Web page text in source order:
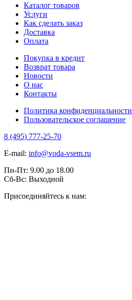
Каталог товаров
Услуги
Как сделать заказ
Доставка
Оплата
Покупка в кредит
Возврат товара
Новости
О нас
Контакты
Политика конфиденциальности
Пользовательское соглашение
8 (495) 777-25-70
E-mail: info@voda-vsem.ru
Пн-Пт: 9.00 до 18.00
Сб-Вс: Выходной
Присоединяйтесь к нам: